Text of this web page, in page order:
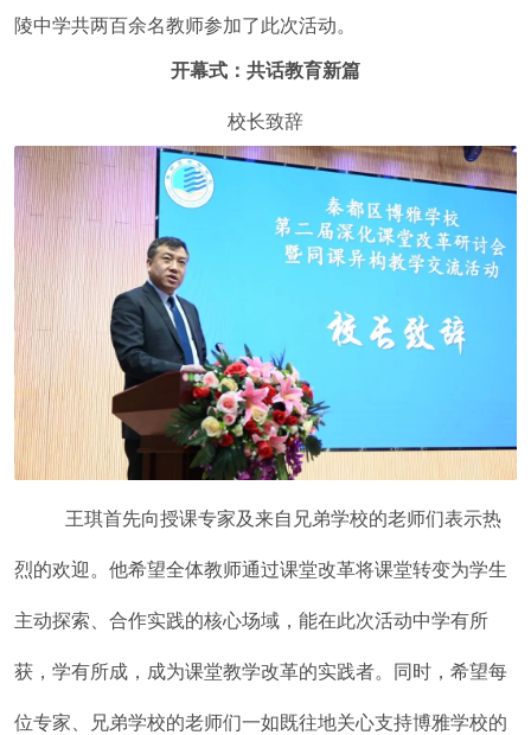
陵中学共两百余名教师参加了此次活动。
开幕式：共话教育新篇
校长致辞
王琪首先向授课专家及来自兄弟学校的老师们表示热
烈的欢迎。他希望全体教师通过课堂改革将课堂转变为学生
主动探索、合作实践的核心场域，能在此次活动中学有所
获，学有所成，成为课堂教学改革的实践者。同时，希望每
位专家、兄弟学校的老师们一如既往地关心支持博雅学校的